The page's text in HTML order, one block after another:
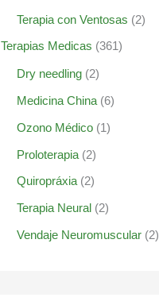
Terapia con Ventosas (2)
Terapias Medicas (361)
Dry needling(2)
Medicina China(6)
Ozono Médico(1)
Proloterapia(2)
Quiropráxia(2)
Terapia Neural(2)
Vendaje Neuromuscular(2)